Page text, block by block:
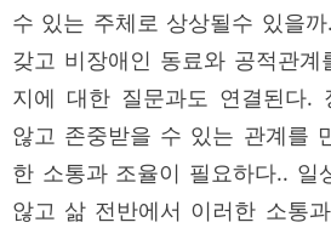
수 있는 주체로 상상될수 있을
갖고 비장애인 동료와 공적관
지에 대한 질문과도 연결된다.
않고 존중받을 수 있는 관계를
한 소통과 조율이 필요하다.. 일
않고 삶 전반에서 이러한 소통